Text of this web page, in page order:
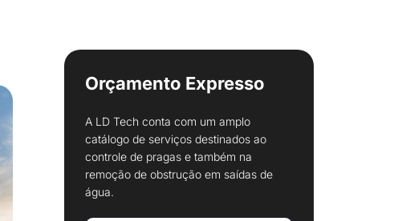
Orçamento Expresso
A LD Tech conta com um amplo
catálogo de serviços destinados ao
controle de pragas e também na
remoção de obstrução em saídas de
água.